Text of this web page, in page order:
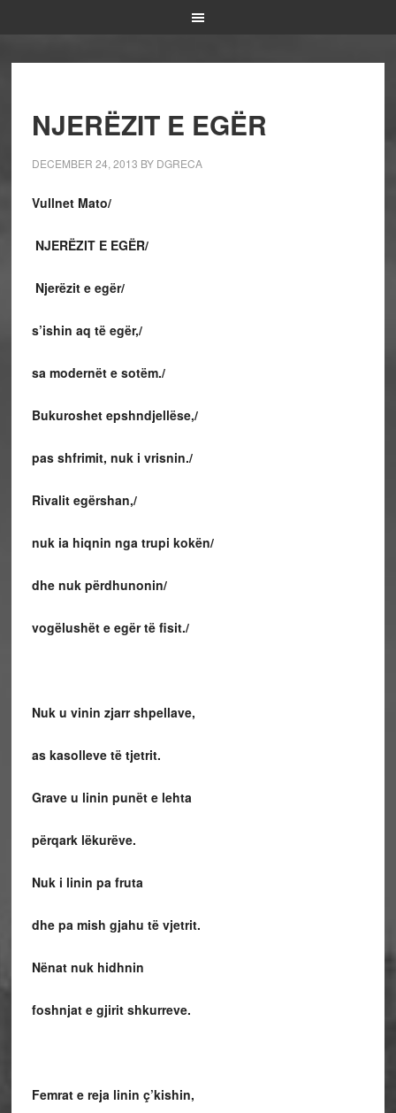
NJERËZIT E EGËR
DECEMBER 24, 2013 BY DGRECA
Vullnet Mato/
NJERËZIT E EGËR/
Njerëzit e egër/
s’ishin aq të egër,/
sa modernët e sotëm./
Bukuroshet epshndjellëse,/
pas shfrimit, nuk i vrisnin./
Rivalit egërshan,/
nuk ia hiqnin nga trupi kokën/
dhe nuk përdhunonin/
vogëlushët e egër të fisit./
Nuk u vinin zjarr shpellave,
as kasolleve të tjetrit.
Grave u linin punët e lehta
përqark lëkurëve.
Nuk i linin pa fruta
dhe pa mish gjahu të vjetrit.
Nënat nuk hidhnin
foshnjat e gjirit shkurreve.
Femrat e reja linin ç’kishin,